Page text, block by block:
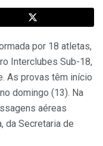
por 18 atletas,
Interclubes Sub-18,
As provas têm início
domingo (13). Na
aéreas
da Secretaria de